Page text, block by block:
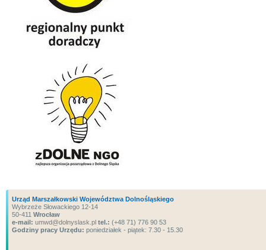
Urząd Marszałkowski Województwa Dolnośląskiego
Wybrzeże Słowackiego 12-14
50-411 Wrocław
e-mail: umwd@dolnyslask.pl tel.: (+48 71) 776 90 53
Godziny pracy Urzędu: poniedziałek - piątek: 7.30 - 15.30